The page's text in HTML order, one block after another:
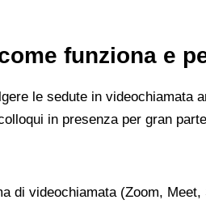
funziona e
le sedute in
in presenza per gran
di videochiamata (Zoom,